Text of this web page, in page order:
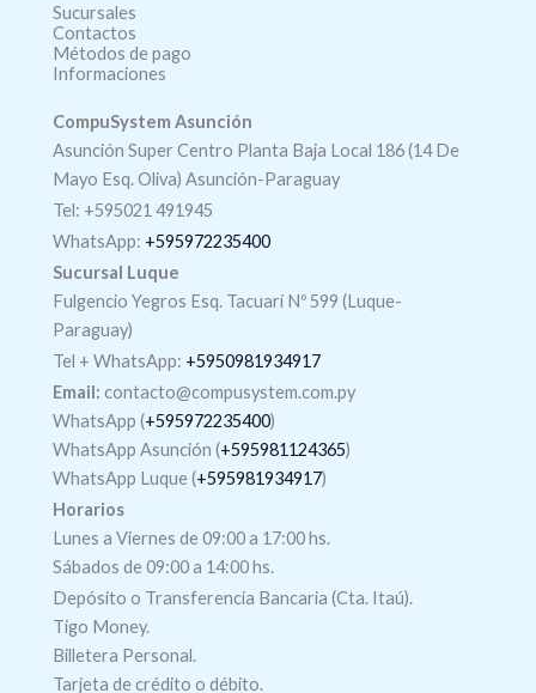
Sucursales
Contactos
Métodos de pago
Informaciones
CompuSystem Asunción
Asunción Super Centro Planta Baja Local 186 (14 De
Mayo Esq. Oliva) Asunción-Paraguay
Tel: +595021 491945
WhatsApp: +595972235400
Sucursal Luque
Fulgencio Yegros Esq. Tacuarí Nº 599 (Luque-
Paraguay)
Tel + WhatsApp: +5950981934917
Email: contacto@compusystem.com.py
WhatsApp (+595972235400)
WhatsApp Asunción (+595981124365)
WhatsApp Luque (+595981934917)
Horarios
Lunes a Viernes de 09:00 a 17:00 hs.
Sábados de 09:00 a 14:00 hs.
Depósito o Transferencia Bancaria (Cta. Itaú).
Tigo Money.
Billetera Personal.
Tarjeta de crédito o débito.